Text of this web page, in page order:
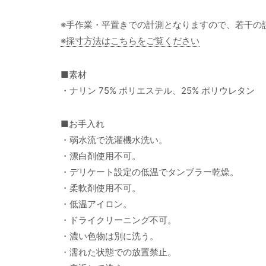
※手作業・平置きでの計測となりますので、若干の
※採寸方法はこちらをご覧ください
■素材
・ナリン 75% ポリエステル、25% ポリウレタン
■お手入れ
・弱水流で洗濯機水洗い。
・漂白剤使用不可。
・デリケート設定の低温でタンブラー乾燥。
・柔軟剤使用不可。
・低温アイロン。
・ドライクリーニング不可。
・濃い色物は別に洗う。
・濡れた状態での放置禁止。